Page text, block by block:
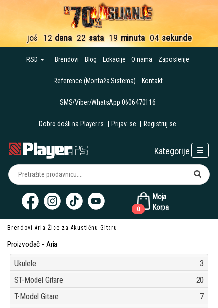
još 12 dana 22 sata 19 minuta 03 sekunde
RSD Brendovi Blog Lokacije O nama Zaposlenje
Reference (Montaža Sistema) Kontakt
SMS/Viber/WhatsApp 0606470116
Dobro došli na Player.rs Prijavi se Registruj se
Moja
Korpa
0
Kategorije
Brendovi Aria Žice za Akustičnu Gitaru
Proizvođač - Aria
Ukulele
3
ST-Model Gitare
20
T-Model Gitare
7